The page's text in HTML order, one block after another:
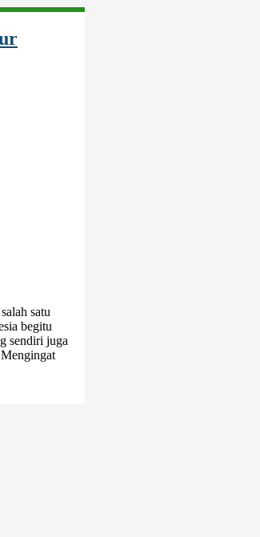
satu
begitu
sendiri juga